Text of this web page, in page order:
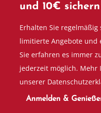
und 10€ sichern
Erhalten Sie
limitierte Angebote und
Sie erfahren es immer
jederzeit möglich. Mehr
unserer
Anmelden &